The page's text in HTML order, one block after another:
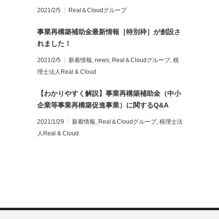
2021/2/5 Real＆Cloudグループ
事業再構築補助金最新情報［特別枠］が創設さ
れました！
2021/2/5 新着情報, news, Real＆Cloudグループ, 税
理士法人Real & Cloud
【わかりやすく解説】事業再構築補助金（中小
企業等事業再構築促進事業）に関するQ&A
2021/1/29 新着情報, Real＆Cloudグループ, 税理士法
人Real & Cloud